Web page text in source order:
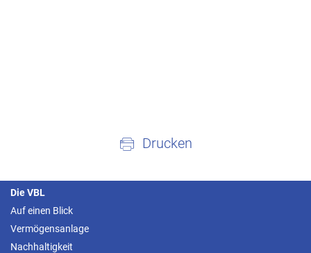
Drucken
Die VBL
Auf einen Blick
Vermögensanlage
Nachhaltigkeit